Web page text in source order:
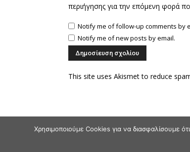
περιήγησης για την επόμενη φορά
Notify me of follow-up comments by
Notify me of new posts by email.
This site uses Akismet to reduce
Χρησιμοποιούμε Cookies για να διασφαλίσουμε